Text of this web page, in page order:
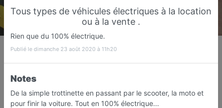
MOOVE & GO
Tous types de véhicules électriques à la location
ou à la vente .
Rien que du 100% électrique.
Publié le dimanche 23 août 2020 à 11h20
Notes
De la simple trottinette en passant par le scooter, la moto et
pour finir la voiture. Tout en 100% électrique...